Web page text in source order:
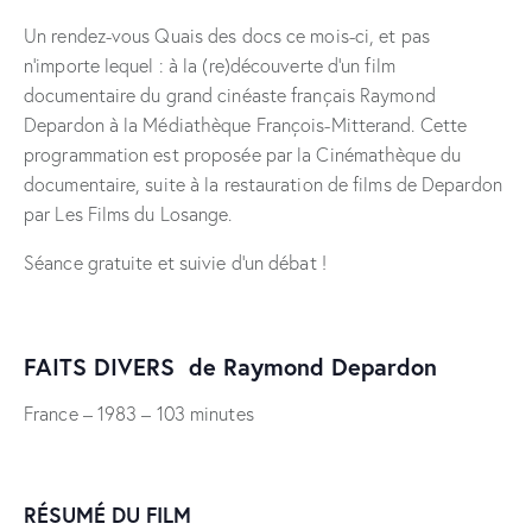
Un rendez-vous Quais des docs ce mois-ci, et pas
n’importe lequel : à la (re)découverte d’un film
documentaire du grand cinéaste français Raymond
Depardon à la Médiathèque François-Mitterand. Cette
programmation est proposée par la Cinémathèque du
documentaire, suite à la restauration de films de Depardon
par Les Films du Losange.
Séance gratuite et suivie d’un débat !
FAITS DIVERS de Raymond Depardon
France – 1983 – 103 minutes
RÉSUMÉ DU FILM